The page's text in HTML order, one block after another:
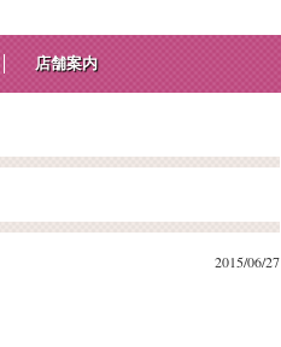
店舗案内
2015/06/27